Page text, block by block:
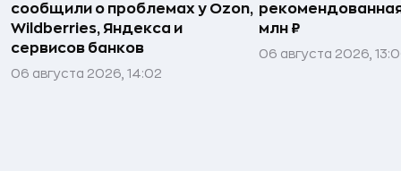
сообщили о проблемах у Ozon,
Wildberries, Яндекса и
сервисов банков
06 августа 2026, 14:02
млн ₽
06 августа 2026,